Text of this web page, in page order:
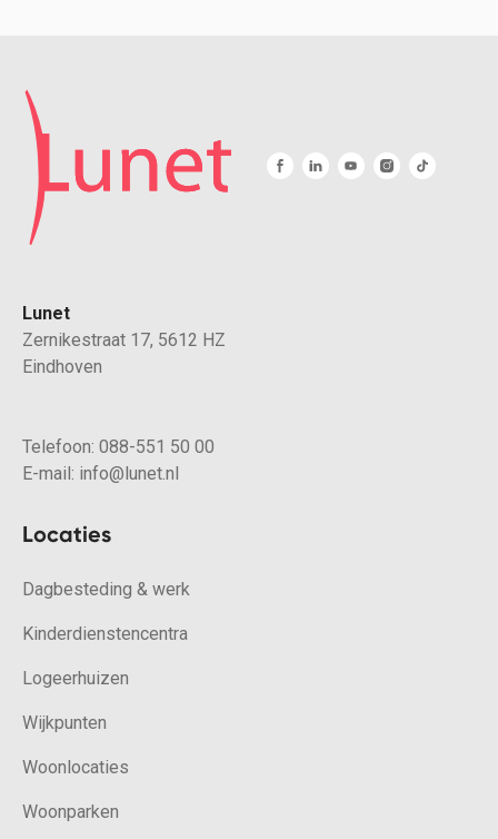
Lunet
Zernikestraat 17, 5612 HZ
Eindhoven
Telefoon: 088-551 50 00
E-mail: info@lunet.nl
Locaties
Dagbesteding & werk
Kinderdienstencentra
Logeerhuizen
Wijkpunten
Woonlocaties
Woonparken